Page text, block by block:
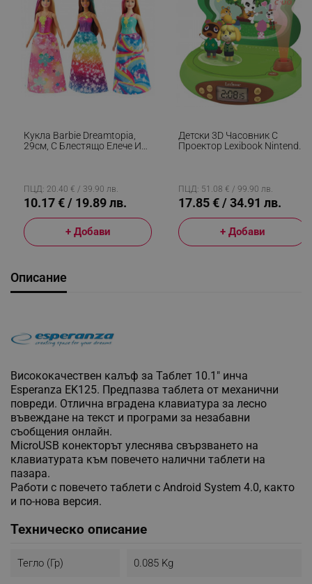
Кукла Barbie Dreamtopia,
29см, С Блестящо Елече И
ПЦД: 20.40 € / 39.90 лв.
10.17 € / 19.89 лв.
+ Добави
Детски 3D Часовник С
Проектор Lexibook Nintendo
ПЦД: 51.08 € / 99.90 лв.
17.85 € / 34.91 лв.
+ Добави
Описание
Висококачествен калъф за Таблет 10.1" инча
Esperanza EK125. Предпазва таблета от механични
повреди. Отлична вградена клавиатура за лесно
въвеждане на текст и програми за незабавни
съобщения онлайн.
MicroUSB конекторът улеснява свързването на
клавиатурата към повечето налични таблети на
пазара.
Работи с повечето таблети с Android System 4.0, както
и по-нова версия.
Техническо описание
Тегло (гр) 0.085 Kg